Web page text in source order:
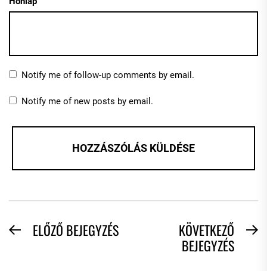
Notify me of follow-up comments by email.
Notify me of new posts by email.
BEJEGYZÉS
PreviousELŐZŐ BEJEGYZÉS
KÖVETKEZŐ
BEJEGYZÉS